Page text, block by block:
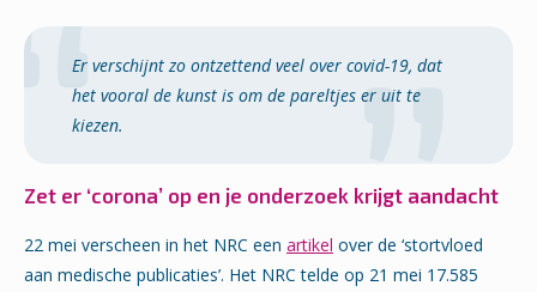
Er verschijnt zo ontzettend veel over covid-19, dat
het vooral de kunst is om de pareltjes er uit te
kiezen.
Zet er ‘corona’ op en je onderzoek krijgt aandacht
22 mei verscheen in het NRC een artikel over de ‘stortvloed
aan medische publicaties’. Het NRC telde op 21 mei 17.585